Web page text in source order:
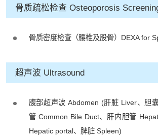
骨质疏松检查 Osteoporosis
骨质密度检查（腰椎及股骨）DEXA for
超声波 Ultrasound
腹部超声波 Abdomen (肝脏 Liver、胆
管 Common Bile Duct、肝内胆管
Hepatic portal、脾脏 Spleen)